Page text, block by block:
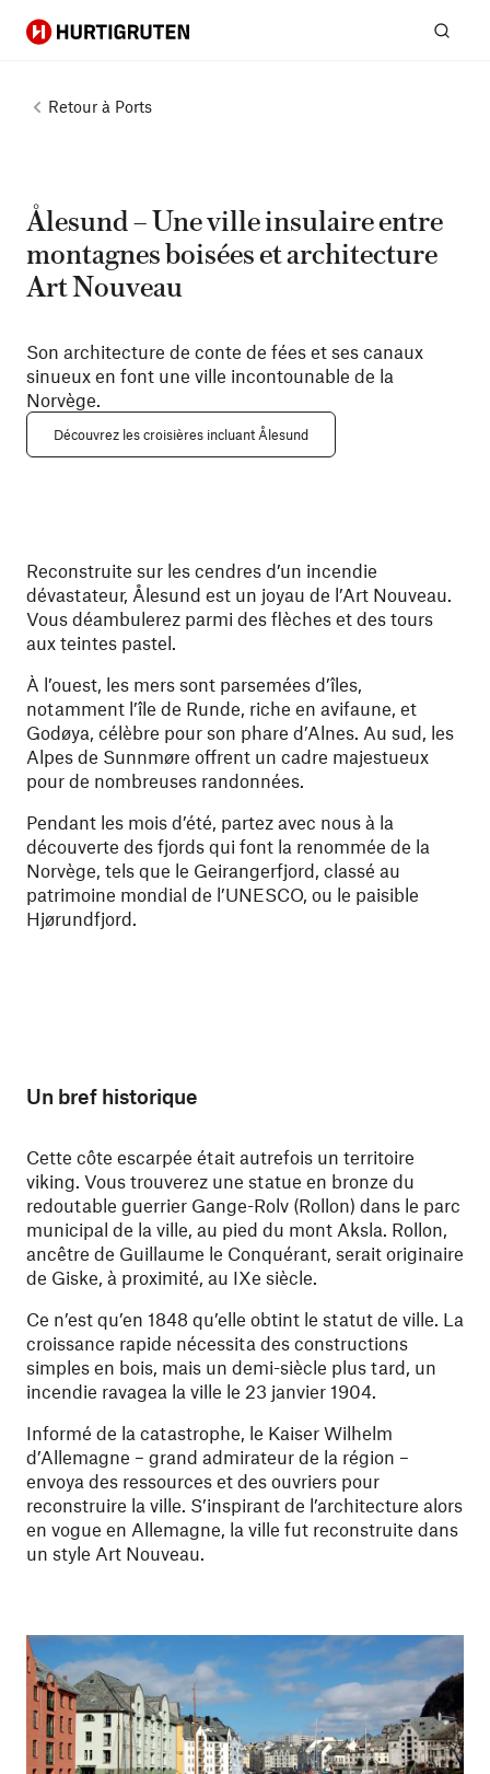
Hurtigruten
Retour à Ports
Ålesund – Une ville insulaire entre
montagnes boisées et architecture
Art Nouveau
Son architecture de conte de fées et ses canaux
sinueux en font une ville incontounable de la
Norvège.
Découvrez les croisières incluant Ålesund
Reconstruite sur les cendres d’un incendie
dévastateur, Ålesund est un joyau de l’Art Nouveau.
Vous déambulerez parmi des flèches et des tours
aux teintes pastel.
À l’ouest, les mers sont parsemées d’îles,
notamment l’île de Runde, riche en avifaune, et
Godøya, célèbre pour son phare d’Alnes. Au sud, les
Alpes de Sunnmøre offrent un cadre majestueux
pour de nombreuses randonnées.
Pendant les mois d’été, partez avec nous à la
découverte des fjords qui font la renommée de la
Norvège, tels que le Geirangerfjord, classé au
patrimoine mondial de l’UNESCO, ou le paisible
Hjørundfjord.
Un bref historique
Cette côte escarpée était autrefois un territoire
viking. Vous trouverez une statue en bronze du
redoutable guerrier Gange-Rolv (Rollon) dans le parc
municipal de la ville, au pied du mont Aksla. Rollon,
ancêtre de Guillaume le Conquérant, serait originaire
de Giske, à proximité, au IXe siècle.
Ce n’est qu’en 1848 qu’elle obtint le statut de ville. La
croissance rapide nécessita des constructions
simples en bois, mais un demi-siècle plus tard, un
incendie ravagea la ville le 23 janvier 1904.
Informé de la catastrophe, le Kaiser Wilhelm
d’Allemagne – grand admirateur de la région –
envoya des ressources et des ouvriers pour
reconstruire la ville. S’inspirant de l’architecture alors
en vogue en Allemagne, la ville fut reconstruite dans
un style Art Nouveau.